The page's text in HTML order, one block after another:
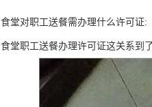
食堂对职工送餐需办理什么许可证:
食堂职工送餐办理许可证这关系到